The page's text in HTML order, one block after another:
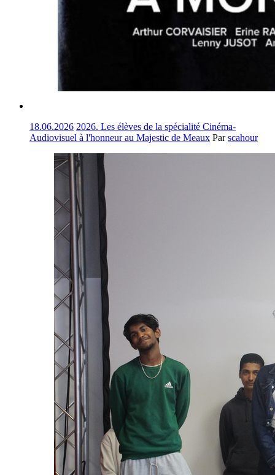
18.06.2026 2026. Les élèves de la spécialité Cinéma-
Audiovisuel à l'honneur au Majestic de Meaux Parscahour